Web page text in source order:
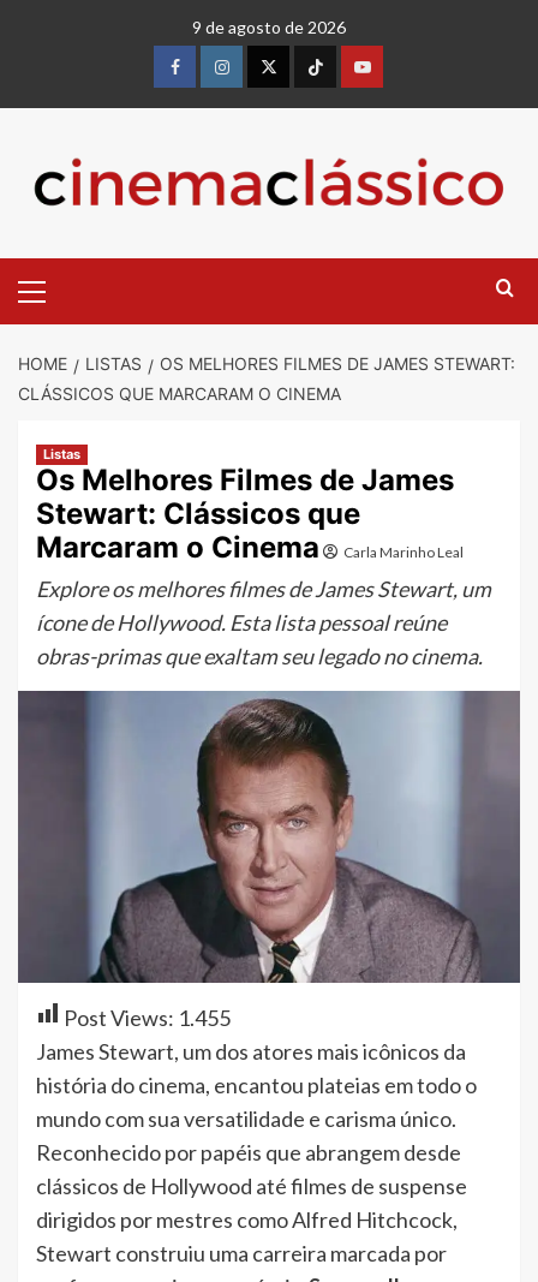
9 de agosto de 2026
FacebookinstagramtwitterTiktokyoutube
Menu
HOME LISTAS
OS MELHORES FILMES DE JAMES STEWART:
CLÁSSICOS QUE MARCARAM O CINEMA
Listas
Os Melhores Filmes de James
Stewart: Clássicos que
Marcaram o Cinema
Carla Marinho Leal
Explore os melhores filmes de James Stewart, um
ícone de Hollywood. Esta lista pessoal reúne
obras-primas que exaltam seu legado no cinema.
Post Views: 1.455
James Stewart, um dos atores mais icônicos da
história do cinema, encantou plateias em todo o
mundo com sua versatilidade e carisma único.
Reconhecido por papéis que abrangem desde
clássicos de Hollywood até filmes de suspense
dirigidos por mestres como Alfred Hitchcock,
Stewart construiu uma carreira marcada por